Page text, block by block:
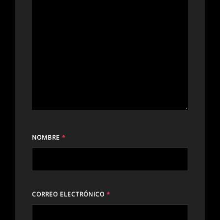
NOMBRE *
CORREO ELECTRÓNICO *